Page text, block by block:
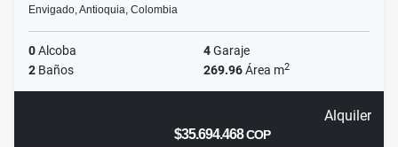
Envigado, Antioquia, Colombia
0Alcoba 4Garaje
2 Baños 269.96Área m2
Alquiler
$35.694.468COP